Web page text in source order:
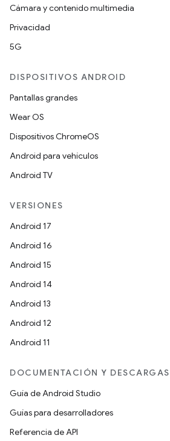
Cámara y contenido multimedia
Privacidad
5G
DISPOSITIVOS ANDROID
Pantallas grandes
Wear OS
Dispositivos ChromeOS
Android para vehículos
Android TV
VERSIONES
Android 17
Android 16
Android 15
Android 14
Android 13
Android 12
Android 11
DOCUMENTACIÓN Y DESCARGAS
Guía de Android Studio
Guías para desarrolladores
Referencia de API